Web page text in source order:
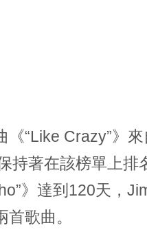
《“Like Crazy”》
持著在該榜單上
》達到120天，
歌曲。